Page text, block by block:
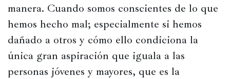
manera. Cuando somos conscientes de lo que
hemos hecho mal; especialmente si hemos
dañado a otros y cómo ello condiciona la
única gran aspiración que iguala a las
personas jóvenes y mayores, que es la